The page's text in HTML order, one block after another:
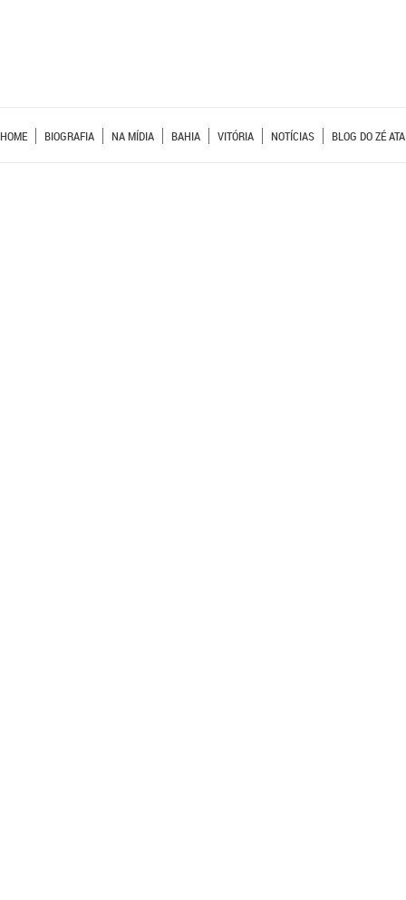
HOME BIOGRAFIA NA MÍDIA BAHIA VITÓRIA NOTÍCIAS BLOG DO ZÉ